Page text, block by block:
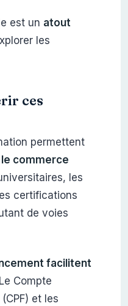
est un atout
les
ces
permettent
commerce
les
certifications
de voies
facilitent
Compte
et les